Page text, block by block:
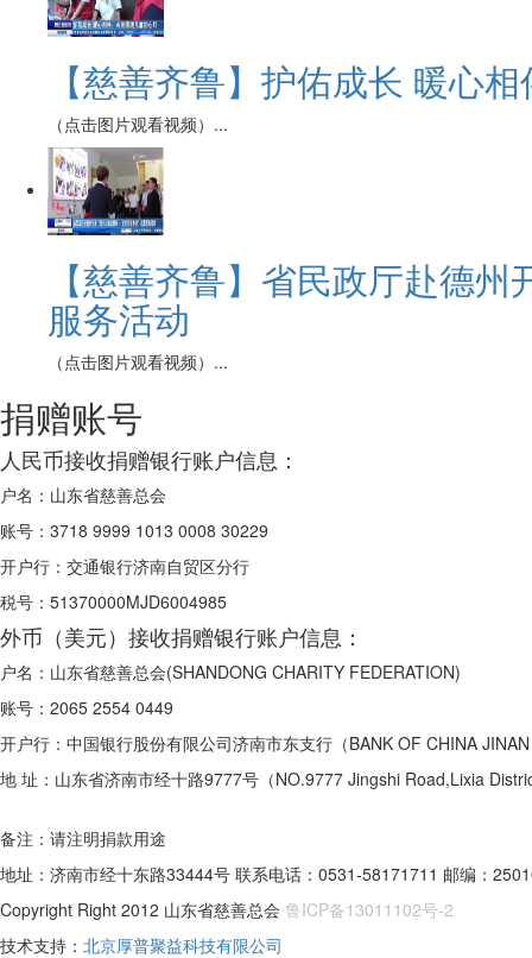
【慈善齐鲁】护佑成长 暖心
（点击图片观看视频）...
【慈善齐鲁】省民政厅赴德
服务活动
（点击图片观看视频）...
捐赠账号
人民币接收捐赠银行账户信息：
户名： 山东省慈善总会
账号： 3718 9999 1013 0008 30229
开户行： 交通银行济南自贸区分行
税号： 51370000MJD6004985
外币（美元）接收捐赠银行账户信息：
户名： 山东省慈善总会(SHANDONG CHARITY FEDERATION)
账号： 2065 2554 0449
开户行： 中国银行股份有限公司济南市东支行（BANK OF CHINA
地 址： 山东省济南市经十路9777号（NO.9777 Jingshi Road,Lixia
备注：请注明捐款用途
地址：济南市经十东路33444号 联系电话：0531-58171711 邮编：
Copyright Right 2012 山东省慈善总会 鲁ICP备13011102号-2
技术支持： 北京厚普聚益科技有限公司